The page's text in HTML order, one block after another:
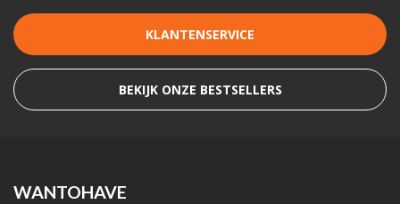
KLANTENSERVICE
BEKIJK ONZE BESTSELLERS
WANTOHAVE